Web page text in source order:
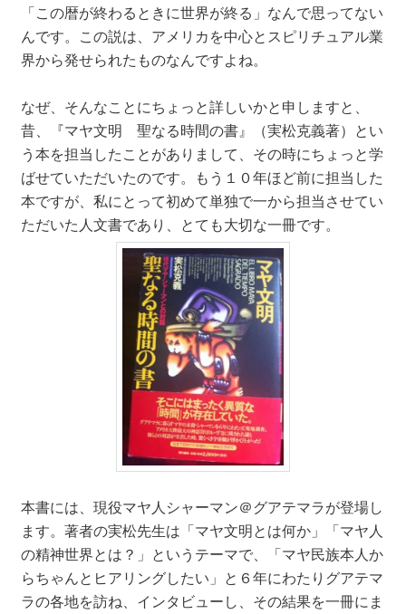
「この暦が終わるときに世界が終る」なんで思ってない
んです。この説は、アメリカを中心とスピリチュアル業
界から発せられたものなんですよね。
なぜ、そんなことにちょっと詳しいかと申しますと、
昔、『マヤ文明 聖なる時間の書』（実松克義著）とい
う本を担当したことがありまして、その時にちょっと学
ばせていただいたのです。もう１０年ほど前に担当した
本ですが、私にとって初めて単独で一から担当させてい
ただいた人文書であり、とても大切な一冊です。
本書には、現役マヤ人シャーマン＠グアテマラが登場し
ます。著者の実松先生は「マヤ文明とは何か」「マヤ人
の精神世界とは？」というテーマで、「マヤ民族本人か
らちゃんとヒアリングしたい」と６年にわたりグアテマ
ラの各地を訪ね、インタビューし、その結果を一冊にま